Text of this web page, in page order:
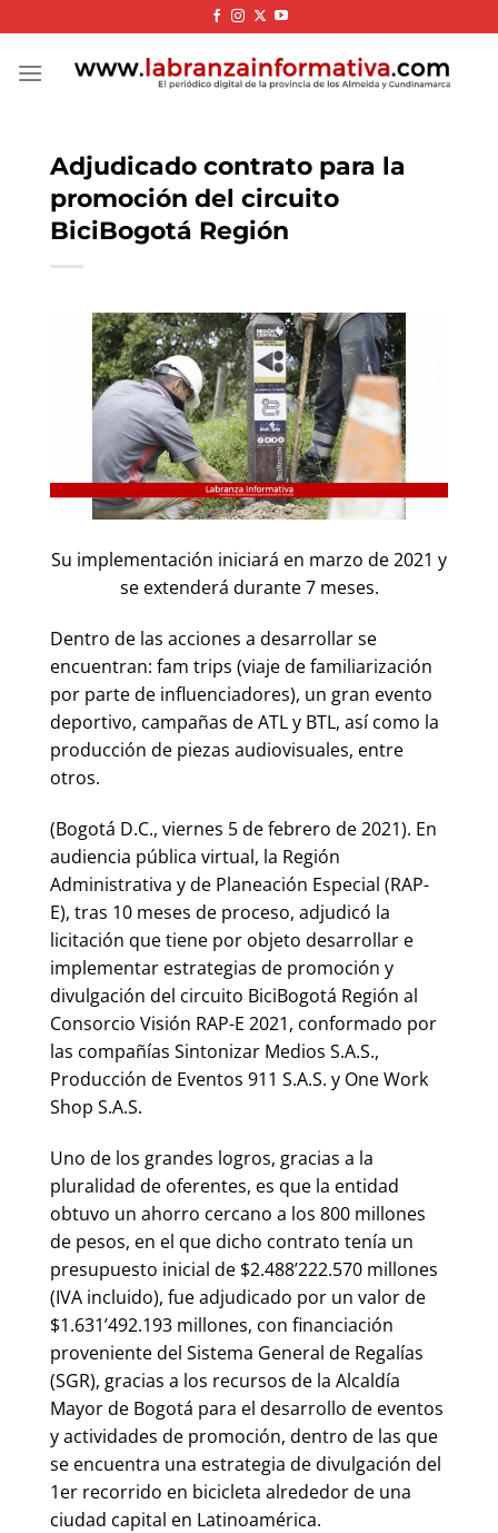
to
content
Adjudicado contrato para la
promoción del circuito
BiciBogotá Región
Su implementación iniciará en marzo de 2021 y
se extenderá durante 7 meses.
Dentro de las acciones a desarrollar se
encuentran: fam trips (viaje de familiarización
por parte de influenciadores), un gran evento
deportivo, campañas de ATL y BTL, así como la
producción de piezas audiovisuales, entre
otros.
(Bogotá D.C., viernes 5 de febrero de 2021). En
audiencia pública virtual, la Región
Administrativa y de Planeación Especial (RAP-
E), tras 10 meses de proceso, adjudicó la
licitación que tiene por objeto desarrollar e
implementar estrategias de promoción y
divulgación del circuito BiciBogotá Región al
Consorcio Visión RAP-E 2021, conformado por
las compañías Sintonizar Medios S.A.S.,
Producción de Eventos 911 S.A.S. y One Work
Shop S.A.S.
Uno de los grandes logros, gracias a la
pluralidad de oferentes, es que la entidad
obtuvo un ahorro cercano a los 800 millones
de pesos, en el que dicho contrato tenía un
presupuesto inicial de $2.488’222.570 millones
(IVA incluido), fue adjudicado por un valor de
$1.631’492.193 millones, con financiación
proveniente del Sistema General de Regalías
(SGR), gracias a los recursos de la Alcaldía
Mayor de Bogotá para el desarrollo de eventos
y actividades de promoción, dentro de las que
se encuentra una estrategia de divulgación del
1er recorrido en bicicleta alrededor de una
ciudad capital en Latinoamérica.